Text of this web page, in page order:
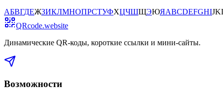
АБВГДЕЖЗИКЛМНОПРСТУФХЦЧШЩЭЮЯABCDEFGHIJK
QRcode.website
Динамические QR-коды, короткие ссылки и мини-сайты.
Возможности